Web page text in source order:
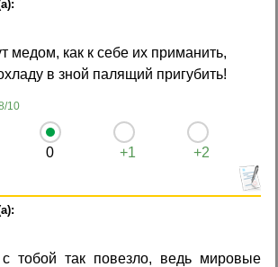
медом, как к себе их приманить,
в зной палящий пригубить!
10
0 +1 +2
тобой так повезло, ведь мировые